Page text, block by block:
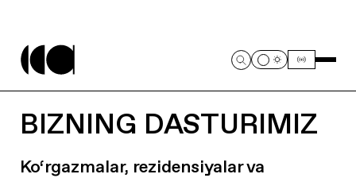
BIZNING DASTURIMIZ
Ko‘rgazmalar, rezidensiyalar va